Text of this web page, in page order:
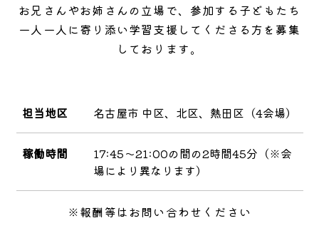
お兄さんやお姉さんの立場で、参加する子どもたち
一人一人に寄り添い学習支援してくださる方を募集
しております。
担当地区 名古屋市 中区、北区、熱田区（4会場）
稼働時間
17:45～21:00の間の2時間45分（※会
場により異なります）
※報酬等はお問い合わせください